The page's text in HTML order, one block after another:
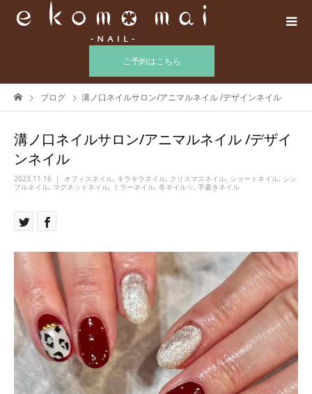
ご予約はこちら
ブログ 溝ノ口ネイルサロン/アニマルネイル /デザインネイル
溝ノ口ネイルサロン/アニマルネイル /デザイ
ンネイル
2023.11.16 オフィスネイル, キラキラネイル, クリスマスネイル, ショートネイル, シン
プルネイル, マグネットネイル, ミラーネイル, 冬ネイル☆, 手書きネイル